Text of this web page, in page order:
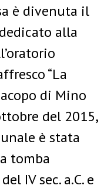
è divenuta il
alla
“La
di Mino
del 2015,
è stata
tomba
IV sec. a.C. e